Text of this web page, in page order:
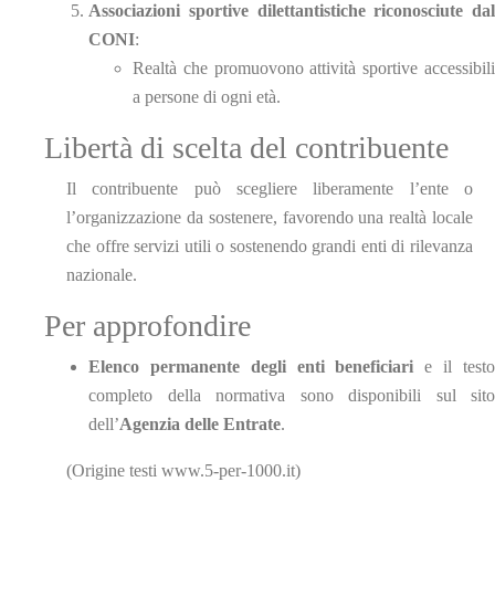
Associazioni sportive dilettantistiche riconosciute dal
CONI:
Realtà che promuovono attività sportive accessibili
a persone di ogni età.
Libertà di scelta del contribuente
Il contribuente può scegliere liberamente l’ente o
l’organizzazione da sostenere, favorendo una realtà locale
che offre servizi utili o sostenendo grandi enti di rilevanza
nazionale.
Per approfondire
Elenco permanente degli enti beneficiari e il testo
completo della normativa sono disponibili sul sito
dell’Agenzia delle Entrate.
(Origine testi www.5-per-1000.it)